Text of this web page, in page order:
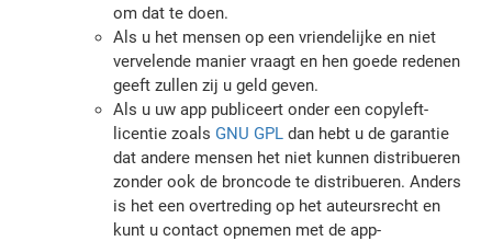
om dat te doen.
Als u het mensen op een vriendelijke en niet
vervelende manier vraagt en hen goede redenen
geeft zullen zij u geld geven.
Als u uw app publiceert onder een copyleft-
licentie zoals GNU GPL dan hebt u de garantie
dat andere mensen het niet kunnen distribueren
zonder ook de broncode te distribueren. Anders
is het een overtreding op het auteursrecht en
kunt u contact opnemen met de app-